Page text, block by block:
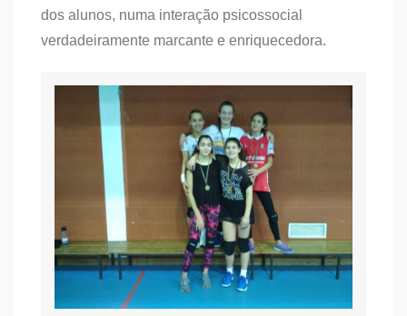
dos alunos, numa interação psicossocial
verdadeiramente marcante e enriquecedora.